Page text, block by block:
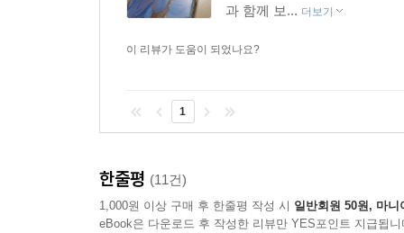
과 함께 보... 더보기
이 리뷰가 도움이 되었나요?
1
한줄평 (11건)
1,000원 이상 구매 후 한줄평 작성 시 일반회원 50원, 마니
eBook은 다운로드 후 작성한 리뷰만 YES포인트 지급됩니